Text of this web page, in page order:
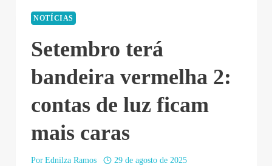
NOTÍCIAS
Setembro terá
bandeira vermelha 2:
contas de luz ficam
mais caras
Por Ednilza Ramos
29 de agosto de 2025